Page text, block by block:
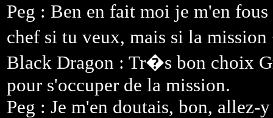
Peg : Ben en fait moi je m'en
chef si tu veux, mais si la
Black Dragon : Tr�s bon choix
pour s'occuper de la mission.
Peg : Je m'en doutais, bon, allez-